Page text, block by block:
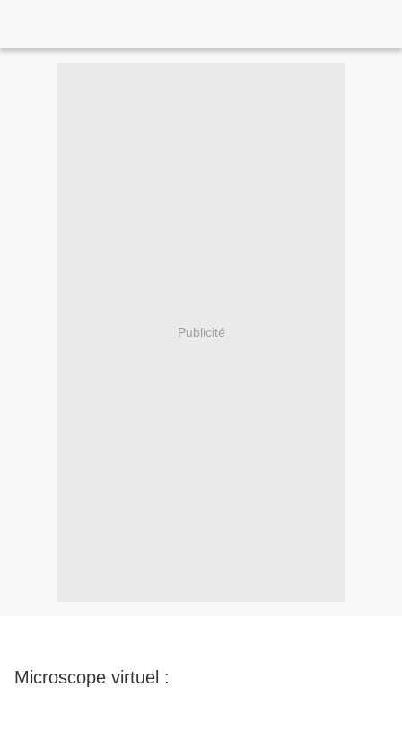
Publicité
Microscope virtuel :